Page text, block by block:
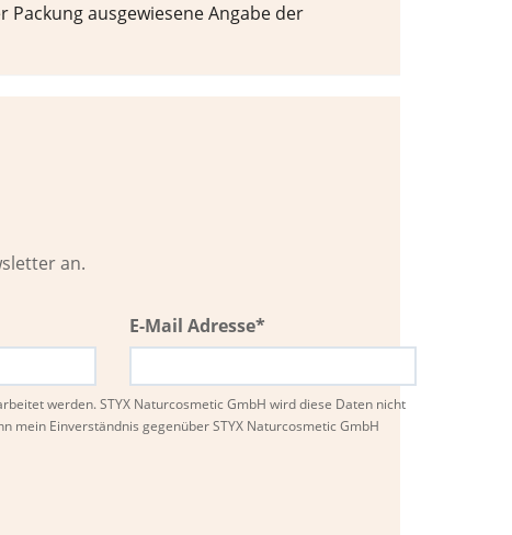
ausgewiesene Angabe der
an.
E-Mail Adresse*
werden. STYX Naturcosmetic GmbH wird diese Daten nicht
mein Einverständnis gegenüber STYX Naturcosmetic GmbH